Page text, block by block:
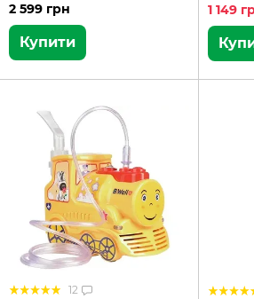
2 599 грн
Купити
1 149
12